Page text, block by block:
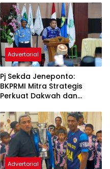
Advertorial
Pj Sekda Jeneponto:
BKPRMI Mitra Strategis
Perkuat Dakwah dan
Advertorial